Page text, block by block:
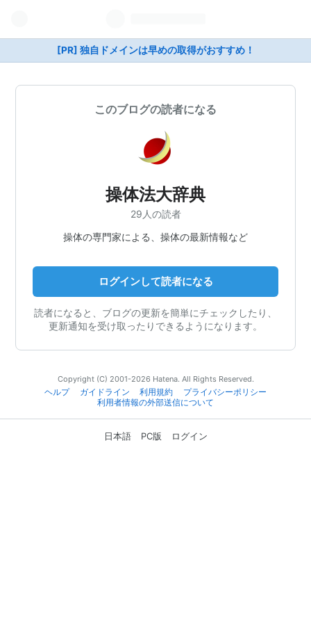
[PR] 独自ドメインは早めの取得がおすすめ！
このブログの読者になる
操体法大辞典
29人の読者
操体の専門家による、操体の最新情報など
ログインして読者になる
読者になると、ブログの更新を簡単にチェックしたり、
更新通知を受け取ったりできるようになります。
Copyright (C) 2001-2026 Hatena. All Rights Reserved.
ヘルプ
ガイドライン 利用規約
プライバシーポリシー
利用者情報の外部送信について
日本語 PC版 ログイン